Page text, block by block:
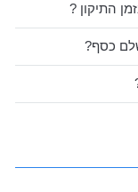
התיקון ?
כסף?